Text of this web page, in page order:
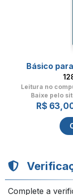
Básico
Leitura no
Baixe pelo
R$
Complete a